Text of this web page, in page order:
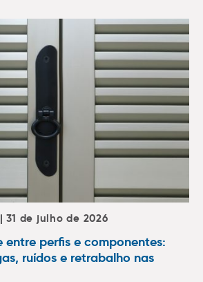
de julho de 2026
perfis e componentes:
ruídos e retrabalho nas